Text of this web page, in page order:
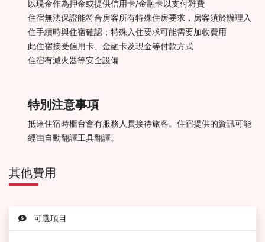
以現金作為押金或提供信用卡/金融卡以支付雜費
住宿無法保證能符合房客所有特殊住房要求，房客須於辦理入
住手續時與住宿確認；特殊入住要求可能需要加收費用
此住宿接受信用卡、金融卡及現金等付款方式
住宿有滅火器等安全設備
特別注意事項
抵達住宿時櫃台會有服務人員接待旅客。住宿提供的資訊可能
經由自動翻譯工具翻譯。
其他費用
可選項目